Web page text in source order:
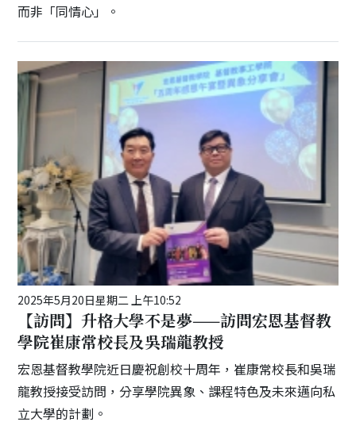
而非「同情心」。
2025年5月20日星期二 上午10:52
【訪問】升格大學不是夢——訪問宏恩基督教
學院崔康常校長及吳瑞龍教授
宏恩基督教學院近日慶祝創校十周年，崔康常校長和吳瑞
龍教授接受訪問，分享學院異象、課程特色及未來邁向私
立大學的計劃。